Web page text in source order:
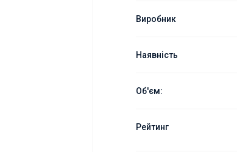
Виробник
Наявність
Об'єм:
Рейтинг